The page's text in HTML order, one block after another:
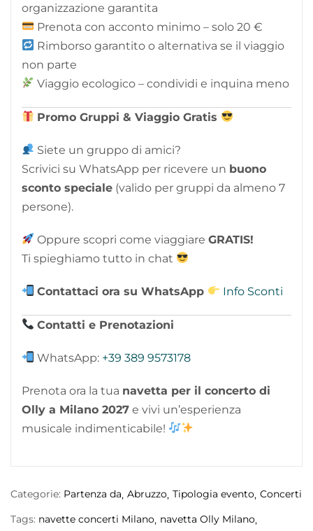
organizzazione garantita
Prenota con acconto minimo – solo 20 €
Rimborso garantito o alternativa se il viaggio
non parte
Viaggio ecologico – condividi e inquina meno
Promo Gruppi & Viaggio Gratis
Siete un gruppo di amici?
Scrivici su WhatsApp per ricevere un buono
sconto speciale (valido per gruppi da almeno 7
persone).
Oppure scopri come viaggiareGRATIS!
Ti spieghiamo tutto in chat
Contattaci ora su WhatsApp Info Sconti
Contatti e Prenotazioni
WhatsApp: +39 389 9573178
Prenota ora la tua navetta per il concerto di
Olly a Milano 2027 e vivi un’esperienza
musicale indimenticabile!
Categorie: Partenza da Abruzzo Tipologia evento Concerti
Tags: navette concerti Milano navetta Olly Milano